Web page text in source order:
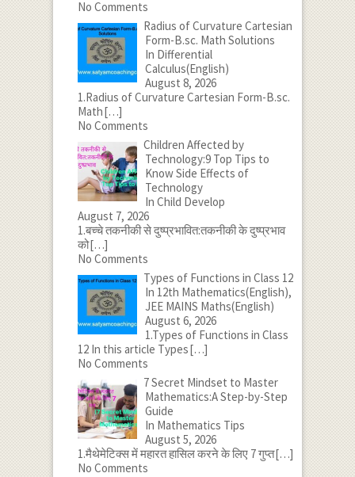
No Comments
Radius of Curvature Cartesian
Form-B.sc. Math Solutions
In Differential
Calculus(English)
August 8, 2026
1.Radius of Curvature Cartesian Form-B.sc.
Math[…]
No Comments
Children Affected by
Technology:9 Top Tips to
Know Side Effects of
Technology
In Child Develop
August 7, 2026
1.बच्चे तकनीकी से दुष्प्रभावित:तकनीकी के दुष्प्रभाव
को[…]
No Comments
Types of Functions in Class 12
In 12th Mathematics(English),
JEE MAINS Maths(English)
August 6, 2026
1.Types of Functions in Class
12 In this article Types[…]
No Comments
7 Secret Mindset to Master
Mathematics:A Step-by-Step
Guide
In Mathematics Tips
August 5, 2026
1.मैथेमेटिक्स में महारत हासिल करने के लिए 7 गुप्त[…]
No Comments